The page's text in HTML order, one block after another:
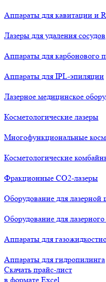
Аппараты для кавитации и
Лазеры для удаления сосудов
Аппараты для карбонового
Аппараты для IPL-эпиляции
Лазерное медицинское
Косметологические лазеры
Многофункциональные
Косметологические
Фракционные СО2-лазеры
Оборудование для
Оборудование для
Аппараты для
Аппараты для гидропилинга
Скачать прайс-лист
в формате Excel